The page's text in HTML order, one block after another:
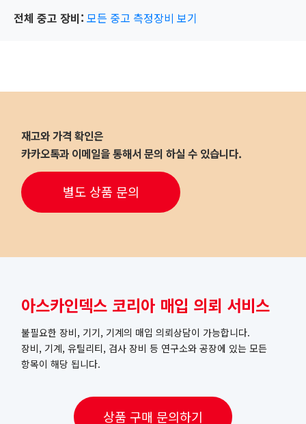
전체 중고 장비: 모든 중고 측정장비 보기
재고와 가격 확인은
카카오톡과 이메일을 통해서 문의 하실 수 있습니다.
별도 상품 문의
아스카인덱스 코리아 매입 의뢰 서비스
불필요한 장비, 기기, 기계의 매입 의뢰상담이 가능합니다.
장비, 기계, 유틸리티, 검사 장비 등 연구소와 공장에 있는 모든
항목이 해당 됩니다.
상품 구매 문의하기